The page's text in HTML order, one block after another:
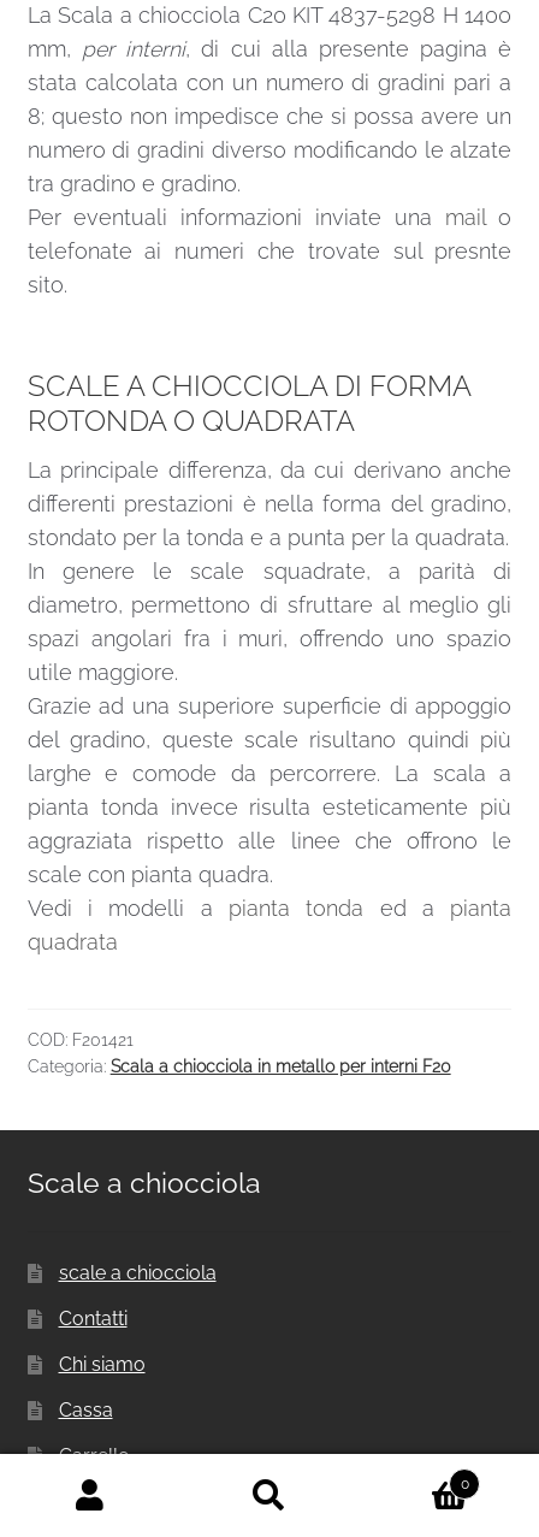
La Scala a chiocciola C20 KIT 4837-5298 H 1400
mm, per interni, di cui alla presente pagina è
stata calcolata con un numero di gradini pari a
8; questo non impedisce che si possa avere un
numero di gradini diverso modificando le alzate
tra gradino e gradino.
Per eventuali informazioni inviate una mail
o
telefonate ai numeri che trovate sul presnte
sito.
SCALE A CHIOCCIOLA DI FORMA
ROTONDA O QUADRATA
La principale differenza, da cui derivano anche
differenti prestazioni è nella forma del gradino,
stondato per la tonda e a punta per la quadrata.
In genere le scale squadrate, a parità di
diametro, permettono di sfruttare al meglio gli
spazi angolari fra i muri, offrendo uno spazio
utile maggiore.
Grazie ad una superiore superficie di appoggio
del gradino, queste scale risultano quindi più
larghe e comode da percorrere. La scala a
pianta tonda invece risulta esteticamente più
aggraziata rispetto alle linee che offrono le
scale con pianta quadra.
Vedi i modelli a pianta tonda ed a pianta
quadrata
COD: F201421
Categoria: Scala a chiocciola in metallo per interni F20
Scale a chiocciola
scale a chiocciola
Contatti
Chi siamo
Cassa
Carrello
Privacy Policy
0